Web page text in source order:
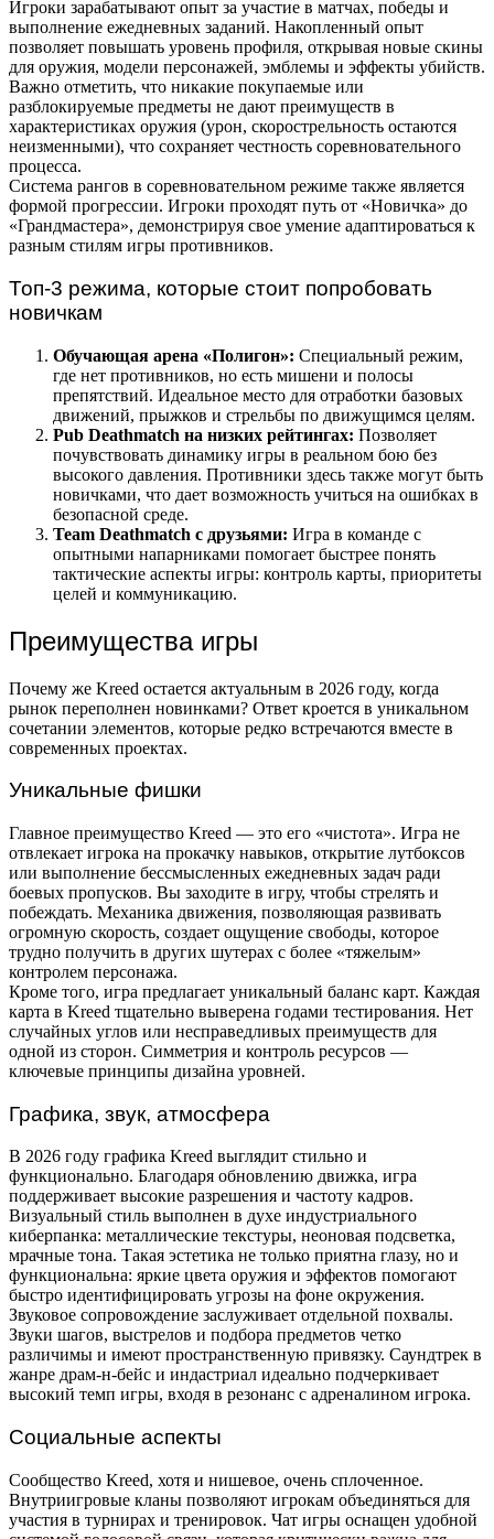
Игроки зарабатывают опыт за участие в матчах, победы и
выполнение ежедневных заданий. Накопленный опыт
позволяет повышать уровень профиля, открывая новые скины
для оружия, модели персонажей, эмблемы и эффекты убийств.
Важно отметить, что никакие покупаемые или
разблокируемые предметы не дают преимуществ в
характеристиках оружия (урон, скорострельность остаются
неизменными), что сохраняет честность соревновательного
процесса.
Система рангов в соревновательном режиме также является
формой прогрессии. Игроки проходят путь от «Новичка» до
«Грандмастера», демонстрируя свое умение адаптироваться к
разным стилям игры противников.
Топ-3 режима, которые стоит попробовать
новичкам
Обучающая арена «Полигон»: Специальный режим,
где нет противников, но есть мишени и полосы
препятствий. Идеальное место для отработки базовых
движений, прыжков и стрельбы по движущимся целям.
Pub Deathmatch на низких рейтингах: Позволяет
почувствовать динамику игры в реальном бою без
высокого давления. Противники здесь также могут быть
новичками, что дает возможность учиться на ошибках в
безопасной среде.
Team Deathmatch с друзьями: Игра в команде с
опытными напарниками помогает быстрее понять
тактические аспекты игры: контроль карты, приоритеты
целей и коммуникацию.
Преимущества игры
Почему же Kreed остается актуальным в 2026 году, когда
рынок переполнен новинками? Ответ кроется в уникальном
сочетании элементов, которые редко встречаются вместе в
современных проектах.
Уникальные фишки
Главное преимущество Kreed — это его «чистота». Игра не
отвлекает игрока на прокачку навыков, открытие лутбоксов
или выполнение бессмысленных ежедневных задач ради
боевых пропусков. Вы заходите в игру, чтобы стрелять и
побеждать. Механика движения, позволяющая развивать
огромную скорость, создает ощущение свободы, которое
трудно получить в других шутерах с более «тяжелым»
контролем персонажа.
Кроме того, игра предлагает уникальный баланс карт. Каждая
карта в Kreed тщательно выверена годами тестирования. Нет
случайных углов или несправедливых преимуществ для
одной из сторон. Симметрия и контроль ресурсов —
ключевые принципы дизайна уровней.
Графика, звук, атмосфера
В 2026 году графика Kreed выглядит стильно и
функционально. Благодаря обновлению движка, игра
поддерживает высокие разрешения и частоту кадров.
Визуальный стиль выполнен в духе индустриального
киберпанка: металлические текстуры, неоновая подсветка,
мрачные тона. Такая эстетика не только приятна глазу, но и
функциональна: яркие цвета оружия и эффектов помогают
быстро идентифицировать угрозы на фоне окружения.
Звуковое сопровождение заслуживает отдельной похвалы.
Звуки шагов, выстрелов и подбора предметов четко
различимы и имеют пространственную привязку. Саундтрек в
жанре драм-н-бейс и индастриал идеально подчеркивает
высокий темп игры, входя в резонанс с адреналином игрока.
Социальные аспекты
Сообщество Kreed, хотя и нишевое, очень сплоченное.
Внутриигровые кланы позволяют игрокам объединяться для
участия в турнирах и тренировок. Чат игры оснащен удобной